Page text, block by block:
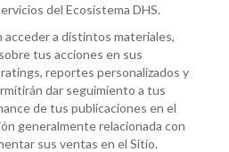
del Ecosistema DHS.
acceder a distintos materiales,
tus acciones en sus
reportes personalizados y
dar seguimiento a tus
de tus publicaciones en el
generalmente relacionada con
sus ventas en el Sitio.